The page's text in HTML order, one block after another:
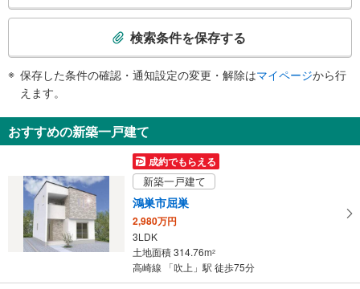
トイレ
その他
・点字運賃表
検
知
を
検索条件を保存する
保存した条件の確認・通知設定の変更・解除はマイページから行
えます。
おすすめの新築一戸建て
成約でもらえる
新築一戸建て
鴻巣市屈巣
2,980万円
3LDK
土地面積 314.76m2
高崎線 「吹上」駅 徒歩75分